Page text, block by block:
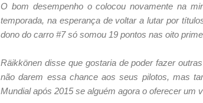
O bom desempenho o colocou novamente na
temporada, na esperança de voltar a lutar por
dono do carro #7 só somou 19 pontos nas oito
Räikkönen disse que gostaria de poder fazer
não darem essa chance aos seus pilotos, mas
Mundial após 2015 se alguém agora o oferecer um